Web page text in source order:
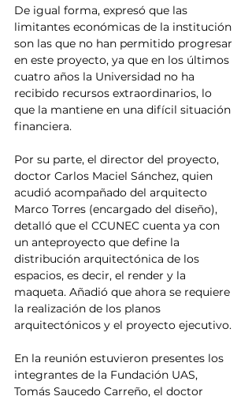
De igual forma, expresó que las
limitantes económicas de la institución
son las que no han permitido progresar
en este proyecto, ya que en los últimos
cuatro años la Universidad no ha
recibido recursos extraordinarios, lo
que la mantiene en una difícil situación
financiera.
Por su parte, el director del proyecto,
doctor Carlos Maciel Sánchez, quien
acudió acompañado del arquitecto
Marco Torres (encargado del diseño),
detalló que el CCUNEC cuenta ya con
un anteproyecto que define la
distribución arquitectónica de los
espacios, es decir, el render y la
maqueta. Añadió que ahora se requiere
la realización de los planos
arquitectónicos y el proyecto ejecutivo.
En la reunión estuvieron presentes los
integrantes de la Fundación UAS,
Tomás Saucedo Carreño, el doctor